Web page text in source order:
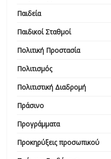
Παιδεία
Παιδικοί Σταθμοί
Πολιτική Προστασία
Πολιτισμός
Πολιτιστική Διαδρομή
Πράσινο
Προγράμματα
Προκηρύξεις προσωπικού